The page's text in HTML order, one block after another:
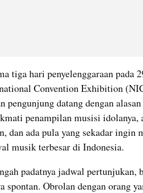
tiga hari penyelenggaraan pada
Convention Exhibition
pengunjung datang dengan
penampilan musisi idolanya,
dan ada pula yang sekadar ingin
musik terbesar di Indonesia.
padatnya jadwal pertunjukan,
spontan. Obrolan dengan orang